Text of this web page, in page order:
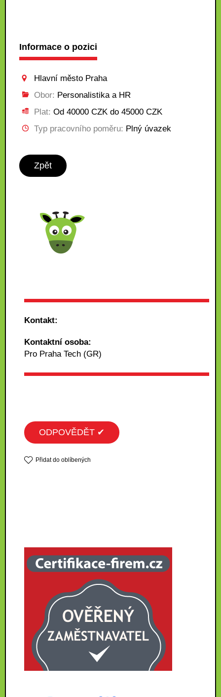
Informace o pozici
Hlavní město Praha
Obor: Personalistika a HR
Plat: Od 40000 CZK do 45000 CZK
Typ pracovního poměru: Plný úvazek
Zpět
Kontakt:
Kontaktní osoba:
Pro Praha Tech (GR)
ODPOVĚDĚT ✔
Přidat do oblíbených